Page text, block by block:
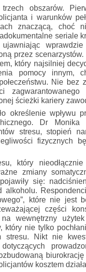
obszarów.
i warunków
znaczącą, choć
seriale
ujawniając
przez
który najsilniej
pomocy innym,
Nie bez
ścieżki kariery
określenie wpływu
Dr Monika
stresu, stopień
fizycznych
który nieodłącznie
zmiany
się:
alkoholu.
które nie jest
części
wewnętrzny
który nie tylko
Nikt nie
kosztem